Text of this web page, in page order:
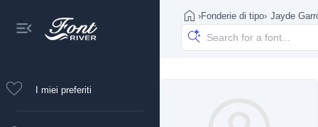
I miei preferiti
›Fonderie di tipo› Jayde